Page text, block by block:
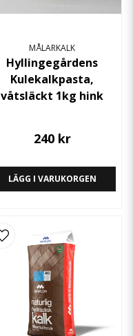
MÅLARKALK
Hyllingegårdens
Kulekalkpasta,
våtsläckt 1kg hink
240 kr
LÄGG I VARUKORGEN